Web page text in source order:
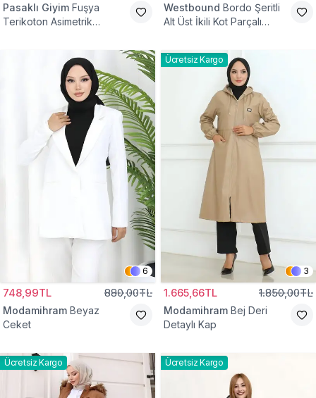
Pasaklı Giyim Fuşya
Terikoton Asimetrik
Westbound Bordo Şeritli
Alt Üst İkili Kot Parçalı
6
748,99TL 880,00TL
Modamihram Beyaz
Ceket
Ücretsiz Kargo
3
1.665,66TL 1.850,00TL
Modamihram Bej Deri
Detaylı Kap
Ücretsiz Kargo Ücretsiz Kargo